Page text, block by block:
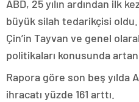
ABD, 25 yılın ardından ilk
büyük silah tedarikçisi oldu.
Çin’in Tayvan ve genel
politikaları konusunda
Rapora göre son beş yılda
ihracatı yüzde 161 arttı.